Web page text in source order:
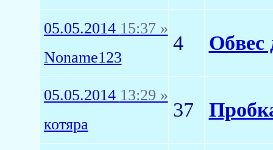
05.05.2014 15:37 »
Noname123
4 Обвес
05.05.2014 13:29 »
котяра
37